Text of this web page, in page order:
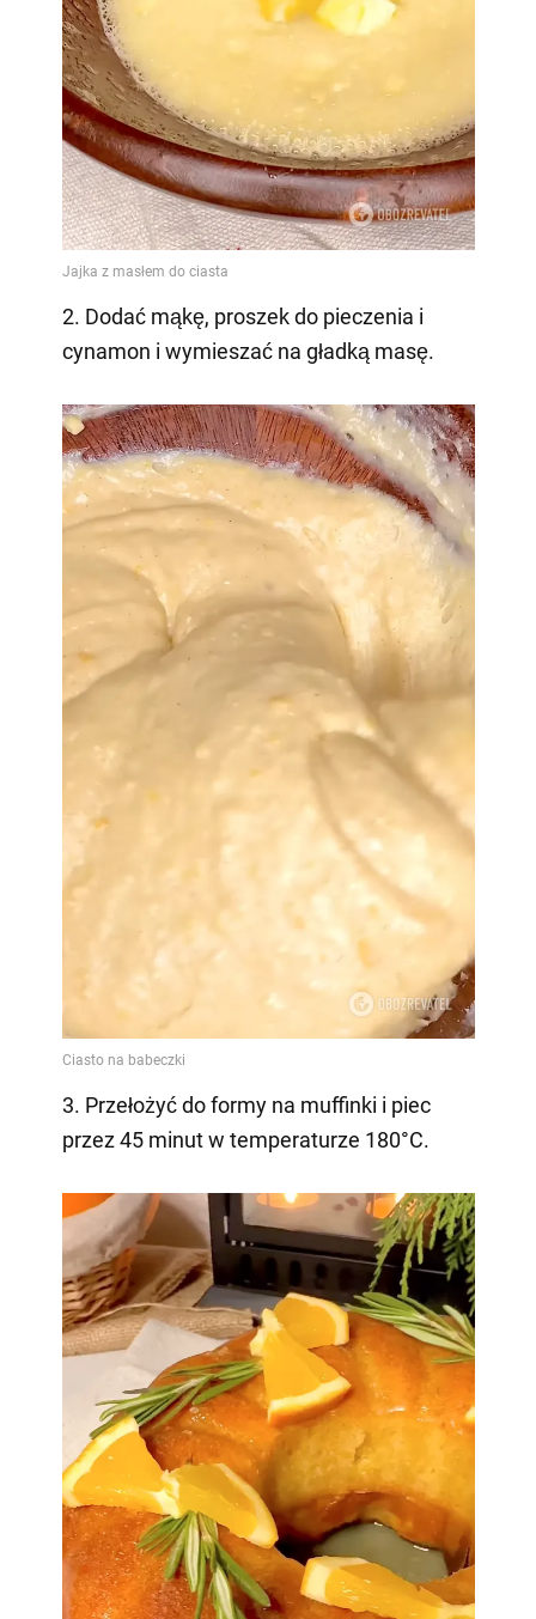
2. Dodać mąkę, proszek do pieczenia i
cynamon i wymieszać na gładką masę.
3. Przełożyć do formy na muffinki i piec
przez 45 minut w temperaturze 180°C.